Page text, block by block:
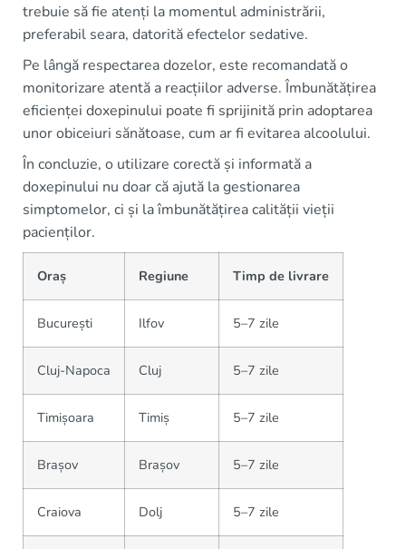
trebuie să fie atenți la momentul administrării,
preferabil seara, datorită efectelor sedative.
Pe lângă respectarea dozelor, este recomandată o
monitorizare atentă a reacțiilor adverse. Îmbunătățirea
eficienței doxepinului poate fi sprijinită prin adoptarea
unor obiceiuri sănătoase, cum ar fi evitarea alcoolului.
În concluzie, o utilizare corectă și informată a
doxepinului nu doar că ajută la gestionarea
simptomelor, ci și la îmbunătățirea calității vieții
pacienților.
Oraș Regiune Timp de livrare
București Ilfov 5–7 zile
Cluj-Napoca Cluj 5–7 zile
Timișoara Timiș 5–7 zile
Brașov Brașov 5–7 zile
Craiova Dolj 5–7 zile